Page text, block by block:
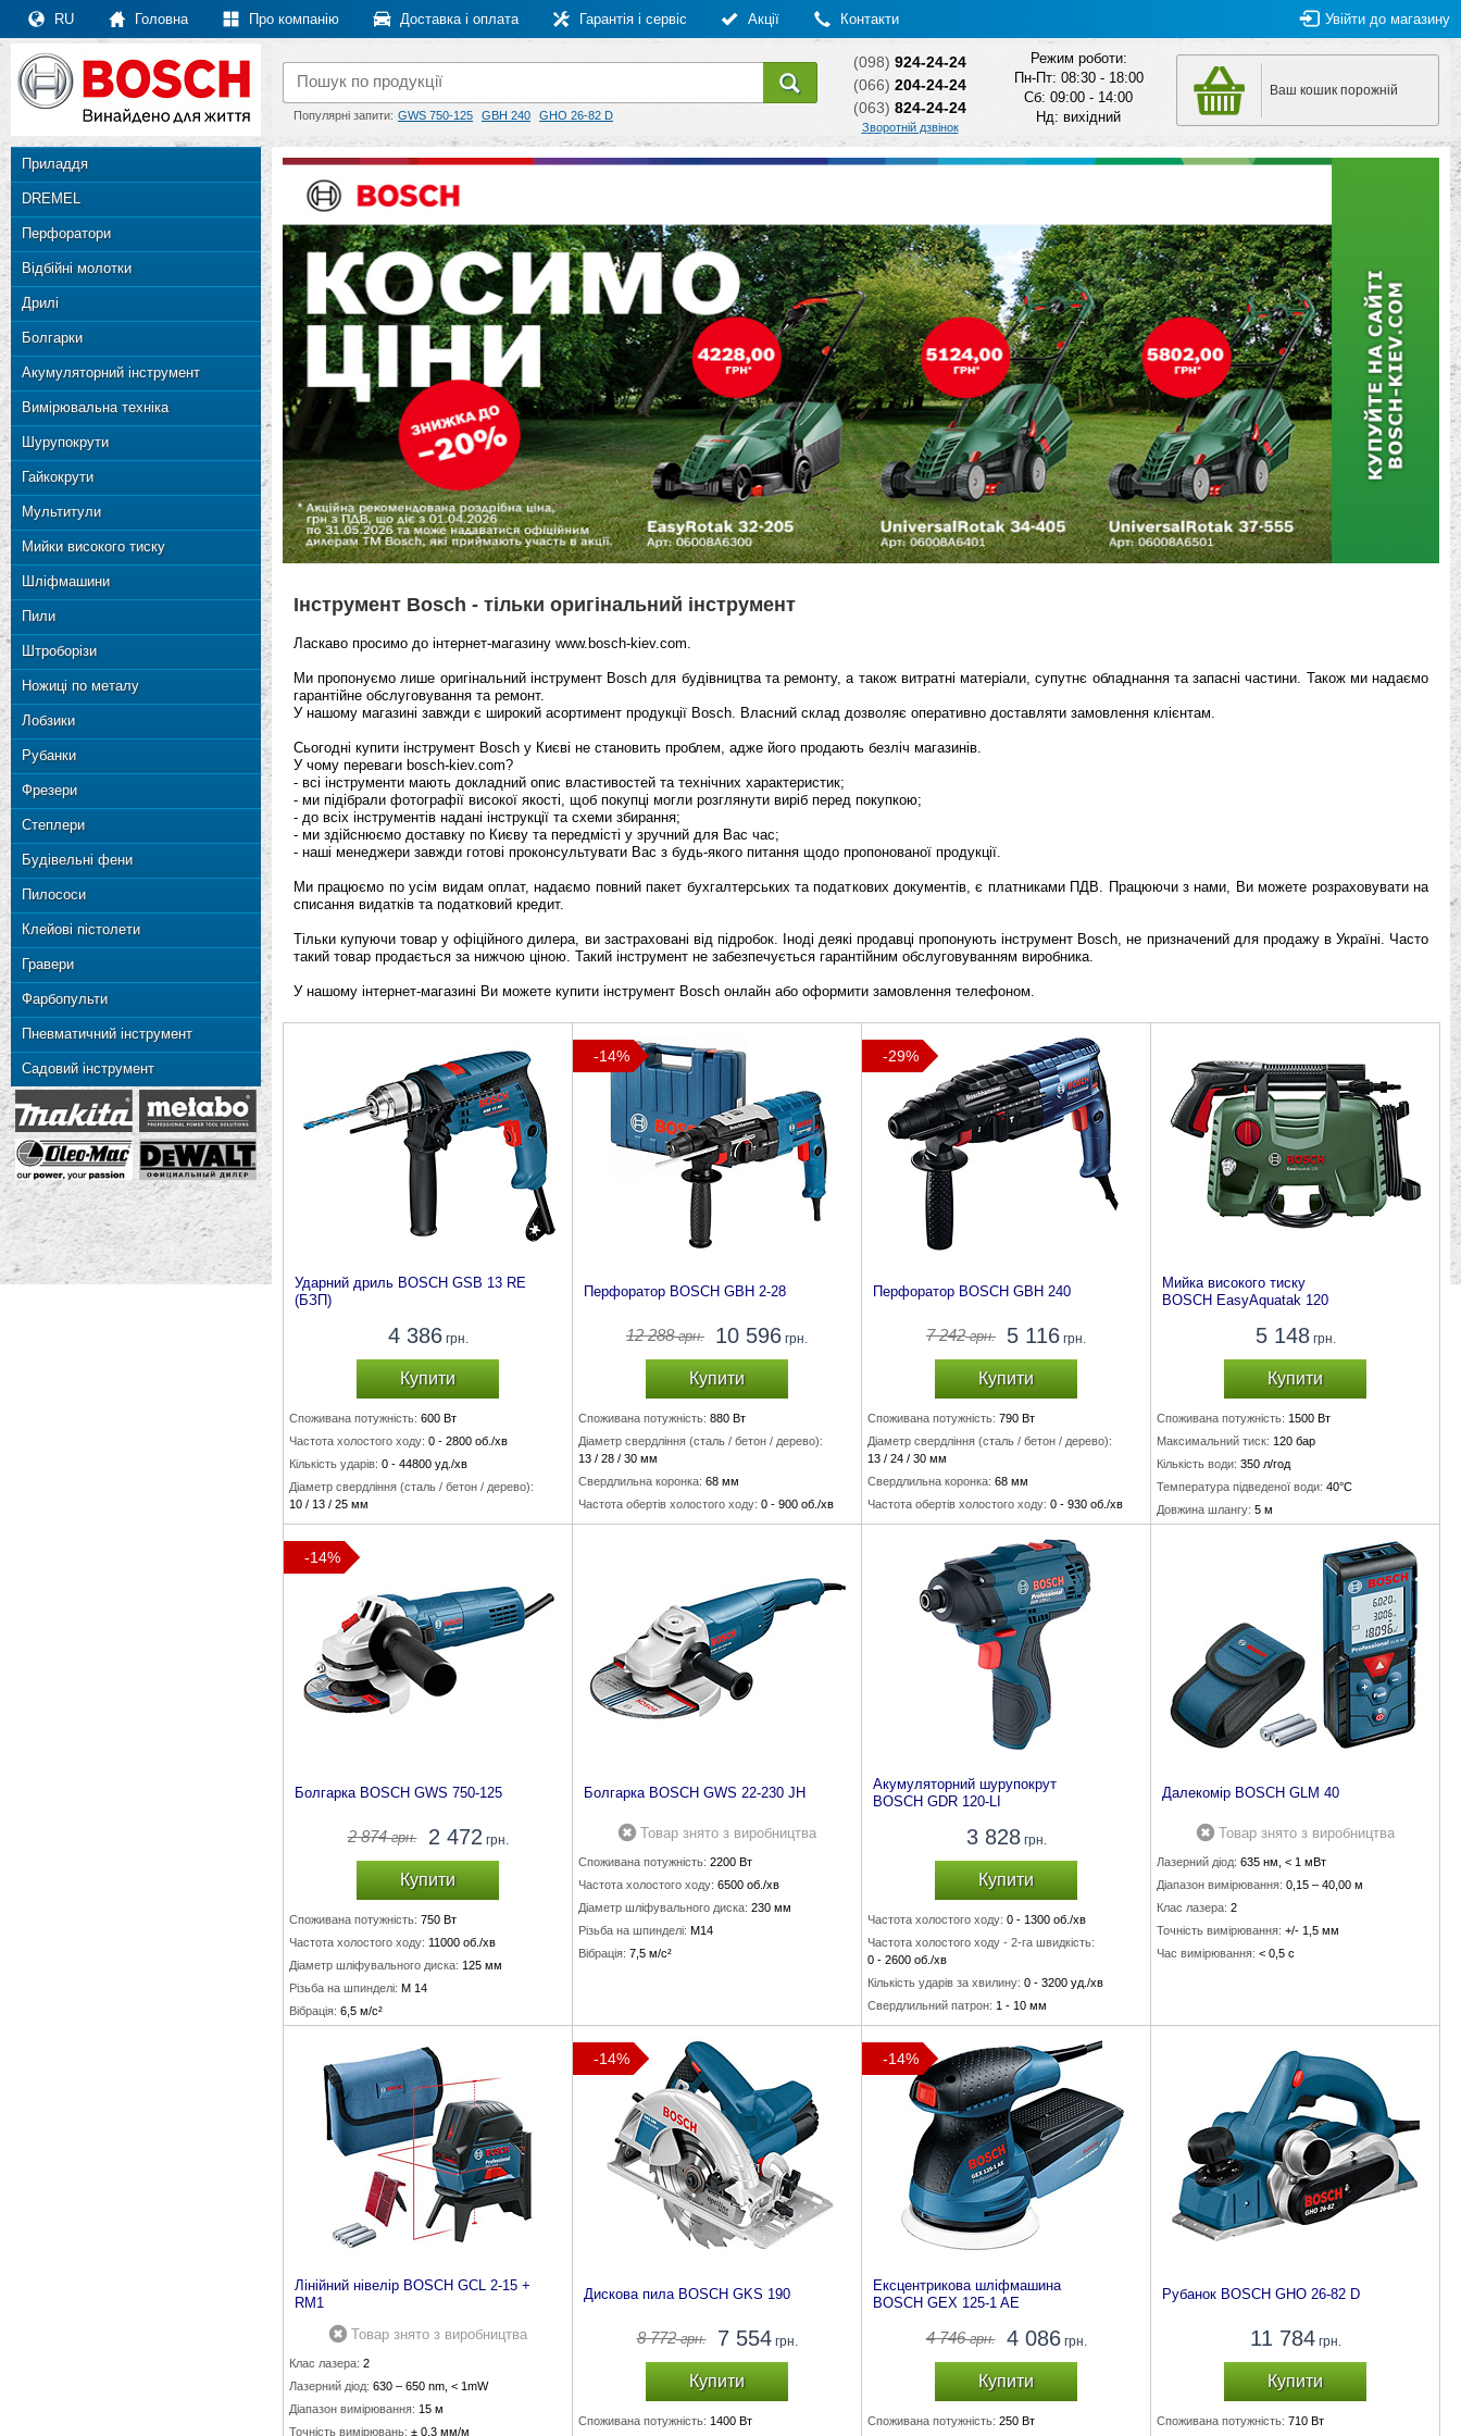
Увійти до магазину
RU Головна Про компанію Доставка і оплата Гарантія і сервіс Акції Контакти
Популярні запити: GWS 750-125 GBH 240 GHO 26-82 D
(098) 924-24-24
(066) 204-24-24
(063) 824-24-24
Зворотній дзвінок
Режим роботи:
Пн-Пт: 08:30 - 18:00
Сб: 09:00 - 14:00
Нд: вихідний
Ваш кошик порожній
Приладдя
DREMEL
Перфоратори
Відбійні молотки
Дрилі
Болгарки
Акумуляторний інструмент
Вимірювальна техніка
Шурупокрути
Гайкокрути
Мультитули
Мийки високого тиску
Шліфмашини
Пили
Штроборізи
Ножиці по металу
Лобзики
Рубанки
Фрезери
Степлери
Будівельні фени
Пилососи
Клейові пістолети
Гравери
Фарбопульти
Пневматичний інструмент
Садовий інструмент
Інструмент Bosch - тільки оригінальний інструмент
Ласкаво просимо до інтернет-магазину www.bosch-kiev.com.
Ми пропонуємо лише оригінальний інструмент Bosch для будівництва та ремонту, а також витратні матеріали, супутнє обладнання та запасні частини. Також ми надаємо
гарантійне обслуговування та ремонт.
У нашому магазині завжди є широкий асортимент продукції Bosch. Власний склад дозволяє оперативно доставляти замовлення клієнтам.
Сьогодні купити інструмент Bosch у Києві не становить проблем, адже його продають безліч магазинів.
У чому переваги bosch-kiev.com?
- всі інструменти мають докладний опис властивостей та технічних характеристик;
- ми підібрали фотографії високої якості, щоб покупці могли розглянути виріб перед покупкою;
- до всіх інструментів надані інструкції та схеми збирання;
- ми здійснюємо доставку по Києву та передмісті у зручний для Вас час;
- наші менеджери завжди готові проконсультувати Вас з будь-якого питання щодо пропонованої продукції.
Ми працюємо по усім видам оплат, надаємо повний пакет бухгалтерських та податкових документів, є платниками ПДВ. Працюючи з нами, Ви можете розраховувати на
списання видатків та податковий кредит.
Тільки купуючи товар у офіційного дилера, ви застраховані від підробок. Іноді деякі продавці пропонують інструмент Bosch, не призначений для продажу в Україні. Часто
такий товар продається за нижчою ціною. Такий інструмент не забезпечується гарантійним обслуговуванням виробника.
У нашому інтернет-магазині Ви можете купити інструмент Bosch онлайн або оформити замовлення телефоном.
Ударний дриль BOSCH GSB 13 RE
(БЗП)
4 386грн.
Купити
Споживана потужність: 600 Вт
Частота холостого ходу: 0 - 2800 об./хв
Кількість ударів: 0 - 44800 уд./хв
Діаметр свердління (сталь / бетон / дерево):
10 / 13 / 25 мм
Максимальний крутний момент: 10,8 Нм
-14%
Перфоратор BOSCH GBH 2-28
12 288грн. 10 596 грн.
Купити
Споживана потужність: 880 Вт
Діаметр свердління (сталь / бетон / дерево):
13 / 28 / 30 мм
Свердлильна коронка: 68 мм
Частота обертів холостого ходу: 0 - 900 об./хв
Кількість ударів: 0 - 4000 уд./хв
-29%
Перфоратор BOSCH GBH 240
7 242грн. 5 116 грн.
Купити
Споживана потужність: 790 Вт
Діаметр свердління (сталь / бетон / дерево):
13 / 24 / 30 мм
Свердлильна коронка: 68 мм
Частота обертів холостого ходу: 0 - 930 об./хв
Кількість ударів: 0 - 4200 уд./хв
Мийка високого тиску
BOSCH EasyAquatak 120
5 148грн.
Купити
Споживана потужність: 1500 Вт
Максимальний тиск: 120 бар
Кількість води: 350 л/год
Температура підведеної води: 40°C
Довжина шлангу: 5 м
-14%
Болгарка BOSCH GWS 750-125
2 874грн. 2 472грн.
Купити
Споживана потужність: 750 Вт
Частота холостого ходу: 11000 об./хв
Діаметр шліфувального диска: 125 мм
Різьба на шпинделі: М 14
Вібрація: 6,5 м/с²
Болгарка BOSCH GWS 22-230 JH
Товар знято з виробництва
Споживана потужність: 2200 Вт
Частота холостого ходу: 6500 об./хв
Діаметр шліфувального диска: 230 мм
Різьба на шпинделі: M14
Вібрація: 7,5 м/с²
Акумуляторний шурупокрут
BOSCH GDR 120-LI
3 828грн.
Купити
Частота холостого ходу: 0 - 1300 об./хв
Частота холостого ходу - 2-га швидкість:
0 - 2600 об./хв
Кількість ударів за хвилину: 0 - 3200 уд./хв
Свердлильний патрон: 1 - 10 мм
Крутний момент (твердий/м'який матеріал):
100 Нм
Далекомір BOSCH GLM 40
Товар знято з виробництва
Лазерний діод: 635 нм, < 1 мВт
Діапазон вимірювання: 0,15 – 40,00 м
Клас лазера: 2
Точність вимірювання: +/- 1,5 мм
Час вимірювання: < 0,5 с
Лінійний нівелір BOSCH GCL 2-15 +
RM1
Товар знято з виробництва
Клас лазера: 2
Лазерний діод: 630 – 650 nm, < 1mW
Діапазон вимірювання: 15 м
Точність вимірювань: ± 0,3 мм/м
-14%
Дискова пила BOSCH GKS 190
8 772грн. 7 554грн.
Купити
Споживана потужність: 1400 Вт
-14%
Ексцентрикова шліфмашина
BOSCH GEX 125-1 AE
4 746грн. 4 086грн.
Купити
Споживана потужність: 250 Вт
Рубанок BOSCH GHO 26-82 D
11 784грн.
Купити
Споживана потужність: 710 Вт